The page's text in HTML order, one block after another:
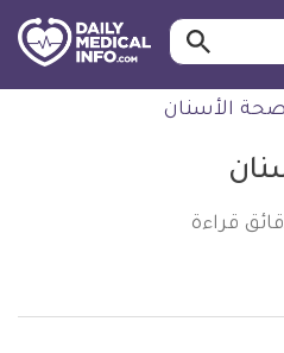
ابحث…
صحة الأسنان
قراءة